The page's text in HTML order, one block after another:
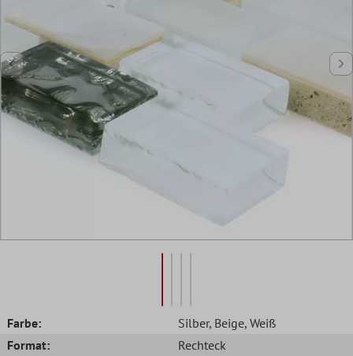
Farbe: Silber, Beige, Weiß
Format:
Rechteck